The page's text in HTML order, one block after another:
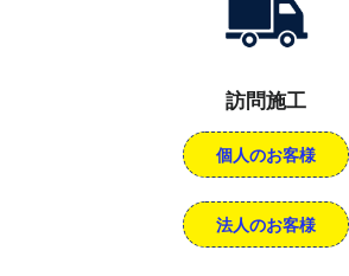
訪問施工
個人のお客様
法人のお客様